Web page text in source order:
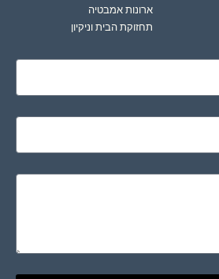
ארונות אמבטיה
תחזוקת הבית וניקיון